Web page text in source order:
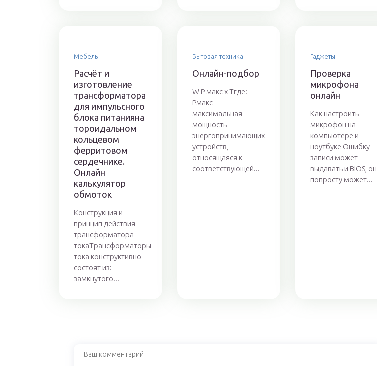
Мебель
Расчёт и
изготовление
трансформатора
для импульсного
блока питанияна
тороидальном
кольцевом
ферритовом
сердечнике.
Онлайн
калькулятор
обмоток
Конструкция и
принцип действия
трансформатора
токаТрансформаторы
тока конструктивно
состоят из:
замкнутого...
Бытовая техника
Онлайн-подбор
W P макс х Tгде:
Pмакс -
максимальная
мощность
энергопринимающих
устройств,
относящаяся к
соответствующей...
Гаджеты
Проверка
микрофона
онлайн
Как настроить
микрофон на
компьютере и
ноутбуке Ошибку
записи может
выдавать и BIOS, он
попросту может...